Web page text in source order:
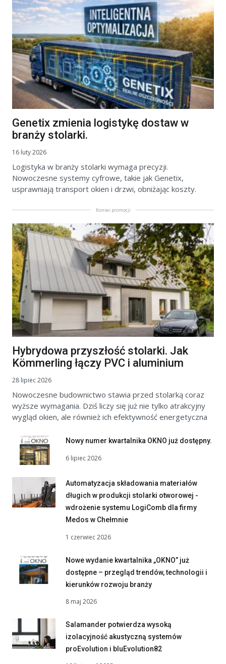
Genetix zmienia logistykę dostaw w
branży stolarki.
16 luty 2026
Logistyka w branży stolarki wymaga precyzji.
Nowoczesne systemy cyfrowe, takie jak Genetix,
usprawniają transport okien i drzwi, obniżając koszty.
Koniec promocji
Hybrydowa przyszłość stolarki. Jak
Kömmerling łączy PVC i aluminium
28 lipiec 2026
Nowoczesne budownictwo stawia przed stolarką coraz
wyższe wymagania. Dziś liczy się już nie tylko atrakcyjny
wygląd okien, ale również ich efektywność energetyczna
Nowy numer kwartalnika OKNO już dostępny.
6 lipiec 2026
Automatyzacja składowania materiałów
długich w produkcji stolarki otworowej -
wdrożenie systemu LogiComb dla firmy
Medos w Chełmnie
1 czerwiec 2026
Nowe wydanie kwartalnika „OKNO” już
dostępne – przegląd trendów, technologii i
kierunków rozwoju branży
8 maj 2026
Salamander potwierdza wysoką
izolacyjność akustyczną systemów
proEvolution i bluEvolution82